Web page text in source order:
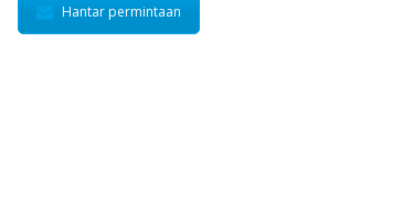
Hantar permintaan